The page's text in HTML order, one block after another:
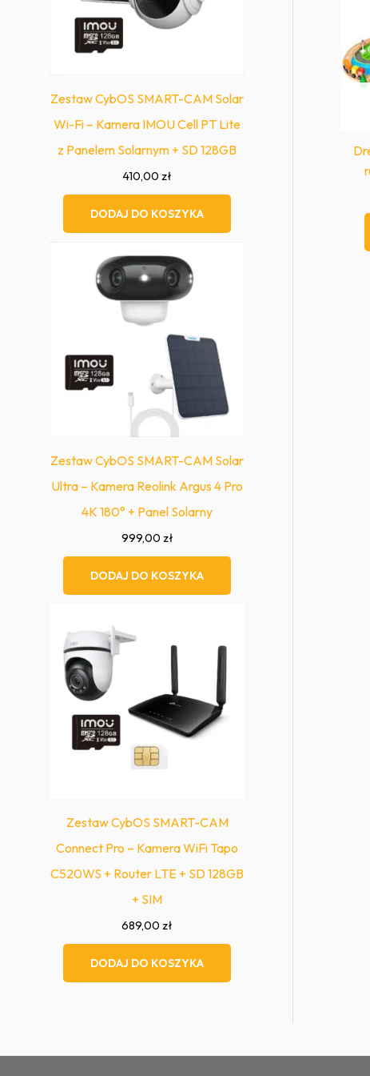
Zestaw CybOS SMART-CAM Solar
Wi-Fi – Kamera IMOU Cell PT Lite
z Panelem Solarnym + SD 128GB
410,00 zł
DODAJ DO KOSZYKA
Zestaw CybOS SMART-CAM Solar
Ultra – Kamera Reolink Argus 4 Pro
4K 180° + Panel Solarny
999,00 zł
DODAJ DO KOSZYKA
Zestaw CybOS SMART-CAM
Connect Pro – Kamera WiFi Tapo
C520WS + Router LTE + SD 128GB
+ SIM
689,00 zł
DODAJ DO KOSZYKA